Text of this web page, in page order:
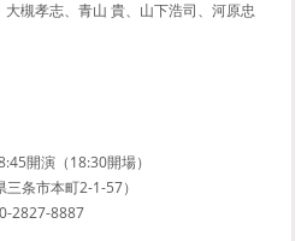
大槻孝志、青山 貴、山下浩司、河原忠
開演（18:30開場）
条市本町2-1-57）
2827-8887